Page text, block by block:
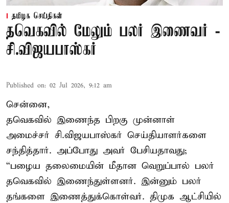
தமிழக செய்திகள்
தவெகவில் மேலும் பலர் இணைவர் -
சி.விஜயபாஸ்கர்
Published on: 02 Jul 2026, 9:12 am
சென்னை,
தவெகவில் இணைந்த பிறகு முன்னாள்
அமைச்சர் சி.விஜயபாஸ்கர் செய்தியாளர்களை
சந்தித்தார். அப்போது அவர் பேசியதாவது;
“பழைய தலைமையின் மீதான வெறுப்பால் பலர்
தவெகவில் இணைந்துள்ளனர். இன்னும் பலர்
தங்களை இணைத்துக்கொள்வர். திமுக ஆட்சியில்